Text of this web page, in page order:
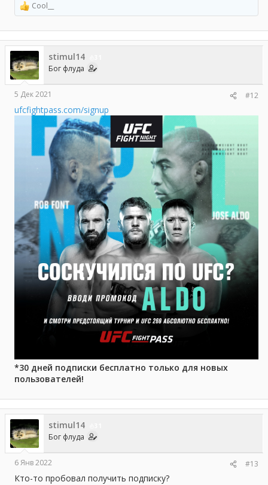
Р
е
а
к
ц
и
и
:
Cool__
stimul14
Бог флуда
5 Дек 2021 #12
ufcfightpass.com/signup
*30 дней подписки бесплатно только для новых
пользователей!
stimul14
Бог флуда
6 Янв 2022 #13
Кто-то пробовал получить подписку?